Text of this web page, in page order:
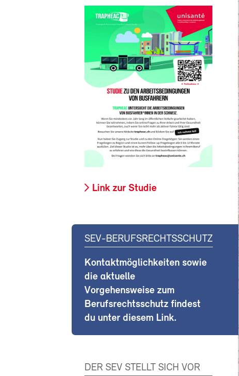
Link zur Studie
SEV-BERUFSRECHTSSCHUTZ
Kontaktmöglichkeiten sowie
die aktuelle
Vorgehensweise zum
Berufsrechtsschutz findest
du unter diesem Link.
DER SEV STELLT SICH VOR